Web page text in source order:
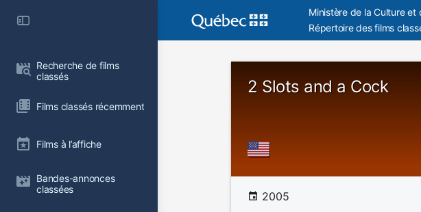
Recherche de films
classés
Films classés récemment
Films à l’affiche
Bandes-annonces
classées
Ministère de la Culture et
Répertoire des films
2 Slots and a Cock
2005